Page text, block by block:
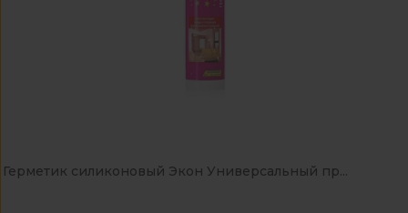
Герметик силиконовый Экон Универсальный пр...